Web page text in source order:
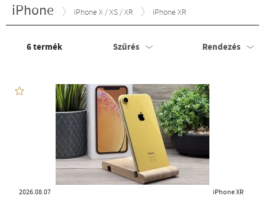
iPhone iPhone X / XS / XR iPhone XR
6termék Szűrés Rendezés
2026.08.07 iPhone XR